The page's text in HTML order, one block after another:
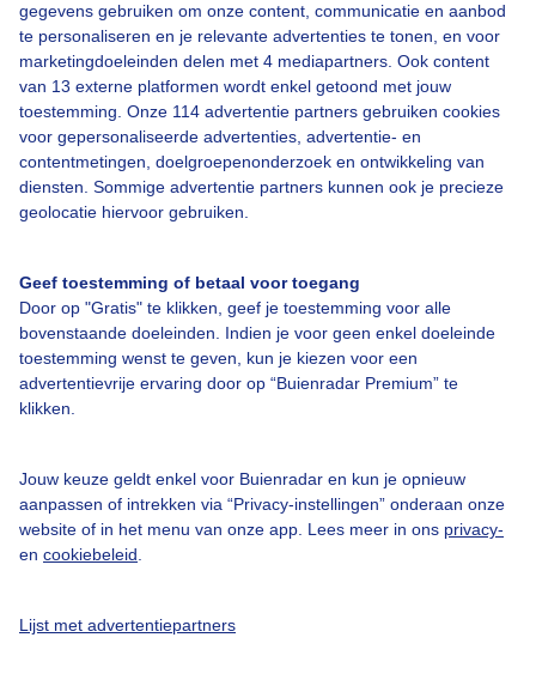
gegevens gebruiken om onze content, communicatie en aanbod
te personaliseren en je relevante advertenties te tonen, en voor
marketingdoeleinden delen met 4 mediapartners. Ook content
van 13 externe platformen wordt enkel getoond met jouw
toestemming. Onze 114 advertentie partners gebruiken cookies
voor gepersonaliseerde advertenties, advertentie- en
contentmetingen, doelgroepenonderzoek en ontwikkeling van
diensten. Sommige advertentie partners kunnen ook je precieze
geolocatie hiervoor gebruiken.
Geef toestemming of betaal voor toegang
Door op "Gratis" te klikken, geef je toestemming voor alle
bovenstaande doeleinden. Indien je voor geen enkel doeleinde
toestemming wenst te geven, kun je kiezen voor een
advertentievrije ervaring door op “Buienradar Premium” te
klikken.
Jouw keuze geldt enkel voor Buienradar en kun je opnieuw
aanpassen of intrekken via “Privacy-instellingen” onderaan onze
website of in het menu van onze app. Lees meer in ons privacy-
en cookiebeleid
Lijst met advertentiepartners
Een moment geduld aub...
Bedrijfsgegevens
Veelgestelde vragen
Contact
Gebruikersvoorwaarden
Adverteren